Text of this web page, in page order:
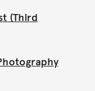
(Third